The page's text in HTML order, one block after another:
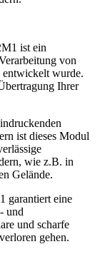
ist ein
von
wurde.
Ihrer
ist dieses Modul
wie z.B. in
Gelände.
garantiert eine
und
und scharfe
gehen.